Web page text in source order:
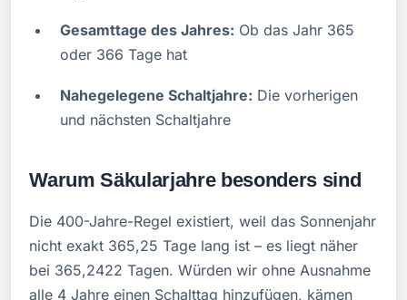
Gesamttage des Jahres: Ob das Jahr 365
oder 366 Tage hat
Nahegelegene Schaltjahre: Die vorherigen
und nächsten Schaltjahre
Warum Säkularjahre besonders sind
Die 400-Jahre-Regel existiert, weil das Sonnenjahr
nicht exakt 365,25 Tage lang ist – es liegt näher
bei 365,2422 Tagen. Würden wir ohne Ausnahme
alle 4 Jahre einen Schalttag hinzufügen, kämen